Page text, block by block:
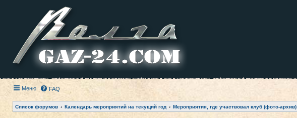
Меню FAQ
Список форумов Календарь мероприятий на текущий год Мероприятия, где участвовал клуб (фото-архив)